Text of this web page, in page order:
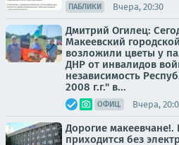
ПАБЛИКИ Вчера, 20:30
Дмитрий Огилец:
Макеевский
возложили цветы у
ДНР от инвалидов
независимость
2008 г.г." в...
ОФИЦ. Вчера,
Дорогие
приходится без